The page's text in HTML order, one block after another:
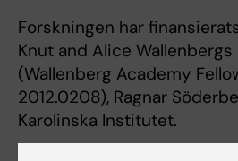
Forskningen har
Knut and Alice
(Wallenberg Academy
2012.0208), Ragnar
Karolinska Institutet.